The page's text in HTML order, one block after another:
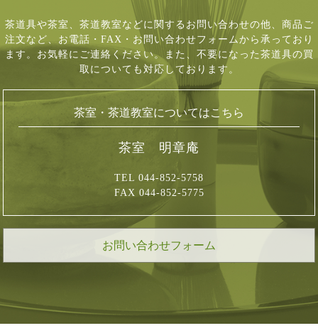
茶道具や茶室、茶道教室などに関するお問い合わせの他、商品ご
注文など、 お電話・FAX・お問い合わせフォームから承っており
ます。お気軽にご連絡ください。 また、不要になった茶道具の買
取についても対応しております。
茶室・茶道教室についてはこちら
茶室 明章庵
TEL 044-852-5758
FAX 044-852-5775
お問い合わせフォーム